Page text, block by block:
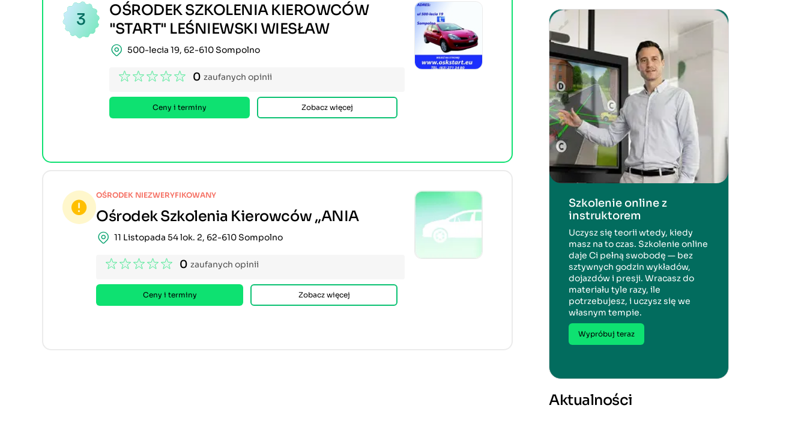
3
OŚRODEK SZKOLENIA KIEROWCÓW
"START" LEŚNIEWSKI WIESŁAW
0 zaufanych opinii
500-lecia 19, 62-610 Sompolno
Ceny i terminy Zobacz więcej
OŚRODEK NIEZWERYFIKOWANY
Ośrodek Szkolenia Kierowców ,,ANIA
0 zaufanych opinii
11 Listopada 54 lok. 2, 62-610 Sompolno
Ceny i terminy Zobacz więcej
Szkolenie online z
instruktorem
Uczysz się teorii wtedy, kiedy
masz na to czas. Szkolenie online
daje Ci pełną swobodę — bez
sztywnych godzin wykładów,
dojazdów i presji. Wracasz do
materiału tyle razy, ile
potrzebujesz, i uczysz się we
własnym tempie.
Wypróbuj teraz
Aktualności